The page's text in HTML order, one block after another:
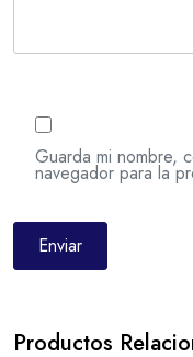
Guarda mi nombre,
navegador para la
Productos